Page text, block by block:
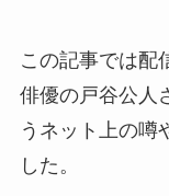
この記事では配
俳優の戸谷公人
うネット上の噂
した。